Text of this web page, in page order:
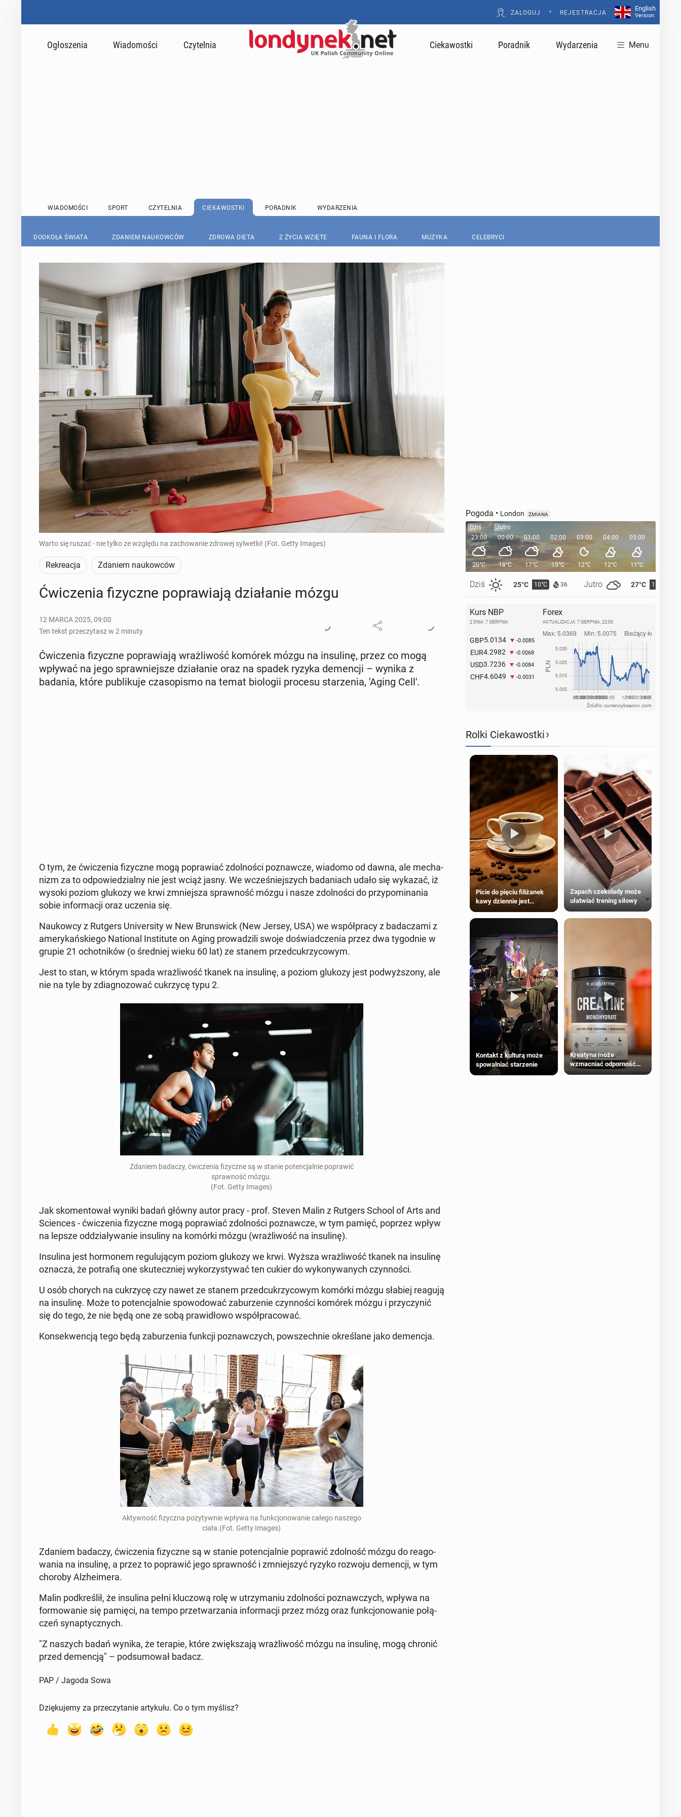
ZALOGUJ • REJESTRACJA
English
Version
Ogłoszenia Wiadomości Czytelnia Ciekawostki Poradnik Wydarzenia Menu
WIADOMOŚCI SPORT CZYTELNIA CIEKAWOSTKI PORADNIK WYDARZENIA
DOOKOŁA ŚWIATA ZDANIEM NAUKOWCÓW ZDROWA DIETA Z ŻYCIA WZIĘTE FAUNA I FLORA MUZYKA CELEBRYCI
Warto się ruszać - nie tylko ze względu na zachowanie zdrowej sylwetki! (Fot. Getty Images)
Rekreacja Zdaniem naukowców
Ćwi­cze­nia fi­zycz­ne po­pra­wia­ją dzia­ła­nie mózgu
12 MARCA 2025, 09:00
Ten tekst przeczytasz w 2 minuty
Ćwi­cze­nia fi­zycz­ne po­pra­wia­ją wraż­li­wość komórek mózgu na in­su­li­nę, przez co mogą
wpływać na jego spraw­niej­sze dzia­ła­nie oraz na spadek ryzyka de­men­cji – wynika z
badania, które pu­bli­ku­je cza­so­pi­smo na temat bio­lo­gii procesu sta­rze­nia, 'Aging Cell'.
O tym, że ćwi­cze­nia fi­zycz­ne mogą po­pra­wiać zdol­no­ści po­znaw­cze, wiadomo od dawna, ale me­cha­
nizm za to od­po­wie­dzial­ny nie jest wciąż jasny. We wcze­śniej­szych ba­da­niach udało się wykazać, iż
wysoki poziom glukozy we krwi zmniej­sza spraw­ność mózgu i nasze zdol­no­ści do przy­po­mi­na­nia
sobie in­for­ma­cji oraz uczenia się.
Na­ukow­cy z Rutgers Uni­ver­si­ty w New Brun­swick (New Jersey, USA) we współ­pra­cy z ba­da­cza­mi z
ame­ry­kań­skie­go Na­tio­nal In­sti­tu­te on Aging pro­wa­dzi­li swoje do­świad­cze­nia przez dwa ty­go­dnie w
grupie 21 ochot­ni­ków (o śred­niej wieku 60 lat) ze stanem przed­cu­krzy­co­wym.
Jest to stan, w którym spada wraż­li­wość tkanek na in­su­li­nę, a poziom glukozy jest pod­wyż­szo­ny, ale
nie na tyle by zdia­gno­zo­wać cu­krzy­cę typu 2.
Zdaniem badaczy, ćwi­cze­nia fi­zycz­ne są w stanie po­ten­cjal­nie po­pra­wić
spraw­ność mózgu.
​​​​​(Fot. Getty Images)
Jak sko­men­to­wał wyniki badań główny autor pracy - prof. Steven Malin z Rutgers School of Arts and
Scien­ces - ćwi­cze­nia fi­zycz­ne mogą po­pra­wiać zdol­no­ści po­znaw­cze, w tym pamięć, poprzez wpływ
na lepsze od­dzia­ły­wa­nie in­su­li­ny na komórki mózgu (wraż­li­wość na in­su­li­nę).
In­su­li­na jest hor­mo­nem re­gu­lu­ją­cym poziom glukozy we krwi. Wyższa wraż­li­wość tkanek na in­su­li­nę
oznacza, że po­tra­fią one sku­tecz­niej wy­ko­rzy­sty­wać ten cukier do wy­ko­ny­wa­nych czyn­no­ści.
U osób chorych na cu­krzy­cę czy nawet ze stanem przed­cu­krzy­co­wym komórki mózgu słabiej reagują
na in­su­li­nę. Może to po­ten­cjal­nie spo­wo­do­wać za­bu­rze­nie czyn­no­ści komórek mózgu i przy­czy­nić
się do tego, że nie będą one ze sobą pra­wi­dło­wo współ­pra­co­wać.
Kon­se­kwen­cją tego będą za­bu­rze­nia funkcji po­znaw­czych, po­wszech­nie okre­śla­ne jako de­men­cja.
Ak­tyw­ność fi­zycz­na po­zy­tyw­nie wpływa na funk­cjo­no­wa­nie całego naszego
ciała.(Fot. Getty Images)
Zdaniem badaczy, ćwi­cze­nia fi­zycz­ne są w stanie po­ten­cjal­nie po­pra­wić zdol­ność mózgu do re­ago­
wa­nia na in­su­li­nę, a przez to po­pra­wić jego spraw­ność i zmniej­szyć ryzyko rozwoju de­men­cji, w tym
choroby Al­zhe­ime­ra.
Malin pod­kre­ślił, że in­su­li­na pełni klu­czo­wą rolę w utrzy­ma­niu zdol­no­ści po­znaw­czych, wpływa na
for­mo­wa­nie się pamięci, na tempo prze­twa­rza­nia in­for­ma­cji przez mózg oraz funk­cjo­no­wa­nie po­łą­
czeń sy­nap­tycz­nych.
"Z naszych badań wynika, że terapie, które zwięk­sza­ją wraż­li­wość mózgu na in­su­li­nę, mogą chronić
przed de­men­cją" – pod­su­mo­wał badacz.
PAP / Jagoda Sowa
Dziękujemy za przeczytanie artykułu. Co o tym myślisz?
Pogoda • London ZMIANA
Dziś
23:00
20°C
Dziś 25°C 10°C 36 Jutro 27°C 11°C
Jutro
00:00
18°C
01:00
17°C
02:00
15°C
03:00
12°C
04:00
12°C
05:00
11°C
Kurs NBP
Z DNIA: 7 SIERPNIA
GBP5.0134 -0.0085
EUR4.2982 -0.0068
USD3.7236 -0.0084
CHF4.6049 -0.0031
Forex
AKTUALIZACJA: 7 SIERPNIA, 22:00
Źródło: currencybeacon.com
Rolki Ciekawostki›
Picie do pięciu filiżanek
kawy dziennie jest
większości dorosłych
Zapach czekolady może
ułatwiać trening siłowy
Kontakt z kulturą może
spowalniać starzenie
Kreatyna może
wzmacniać odporność
przeciw nowotworom